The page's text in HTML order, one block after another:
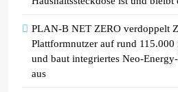
PLAN-B NET ZERO verdoppelt
Plattformnutzer auf rund
und baut integriertes Neo-
aus